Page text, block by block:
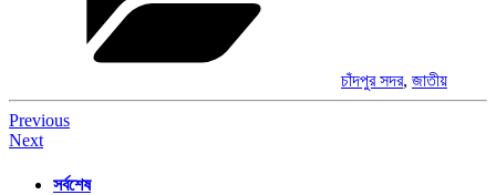
চাঁদপুর সদর, জাতীয়
Post
navigation
Previous
Next
সর্বশেষ